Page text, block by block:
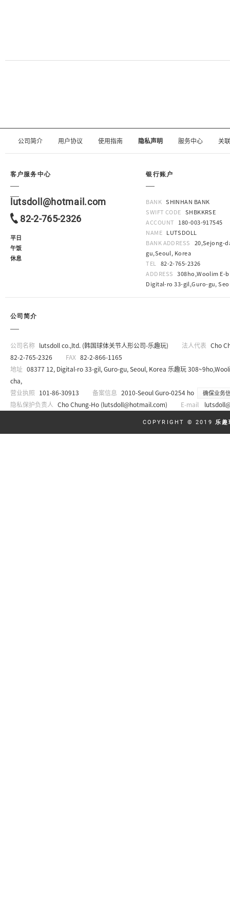
公司简介 用户协议 使用指南 隐私声明 服务中心 关
客户服务中心
lutsdoll@hotmail.com
82-2-765-2326
平日
午饭
休息
银行账户
BANK SHINHAN BANK
SWIFT CODE SHBKKRSE
ACCOUNT 180-003-917545
NAME LUTSDOLL
BANK ADDRESS 20,Sejong-
gu,Seoul, Korea
TEL 82-2-765-2326
ADDRESS 308ho,Woolim E-
Digital-ro 33-gil,Guro-gu,
公司简介
公司名称 lutsdoll co.,ltd. (韩国球体关节人形公司-乐趣玩) 法人代表 Cho
82-2-765-2326
FAX 82-2-866-1165
地址 08377 12, Digital-ro 33-gil, Guro-gu, Seoul, Korea 乐趣玩
cha,
营业执照 101-86-30913 备案信息 2010-Seoul Guro-0254 ho 确保业务
隐私保护负责人 Cho Chung-Ho (lutsdoll@hotmail.com) E-mail
COPYRIGHT © 2019乐